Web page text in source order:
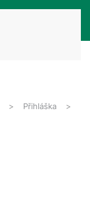
Přihláška